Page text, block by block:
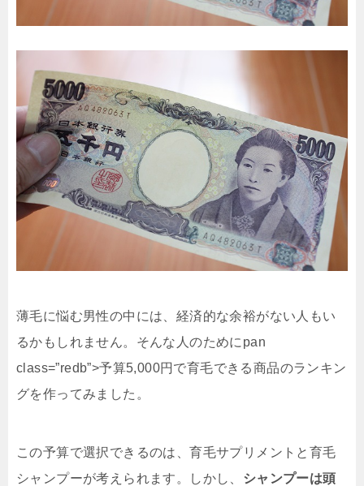
薄毛に悩む男性の中には、経済的な余裕がない人もい
るかもしれません。そんな人のために pan
class=”redb”>予算5,000円で育毛できる商品のランキン
グを作ってみました。
この予算で選択できるのは、育毛サプリメントと育毛
シャンプーが考えられます。しかし、 シャンプーは頭